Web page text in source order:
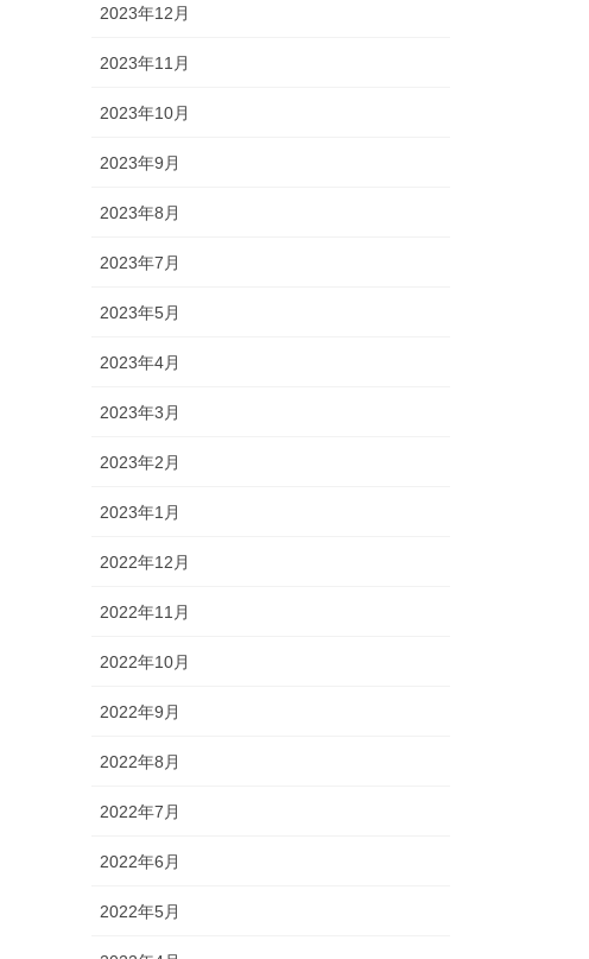
2023年12月
2023年11月
2023年10月
2023年9月
2023年8月
2023年7月
2023年5月
2023年4月
2023年3月
2023年2月
2023年1月
2022年12月
2022年11月
2022年10月
2022年9月
2022年8月
2022年7月
2022年6月
2022年5月